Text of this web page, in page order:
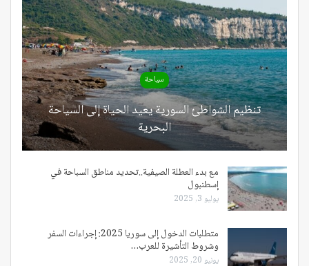
سياحة
تنظيم الشواطئ السورية يعيد الحياة إلى السياحة
البحرية
مع بدء العطلة الصيفية..تحديد مناطق السباحة في
إسطنبول
يوليو 3, 2025
متطلبات الدخول إلى سوريا 2025: إجراءات السفر
وشروط التأشيرة للعرب…
يونيو 20, 2025